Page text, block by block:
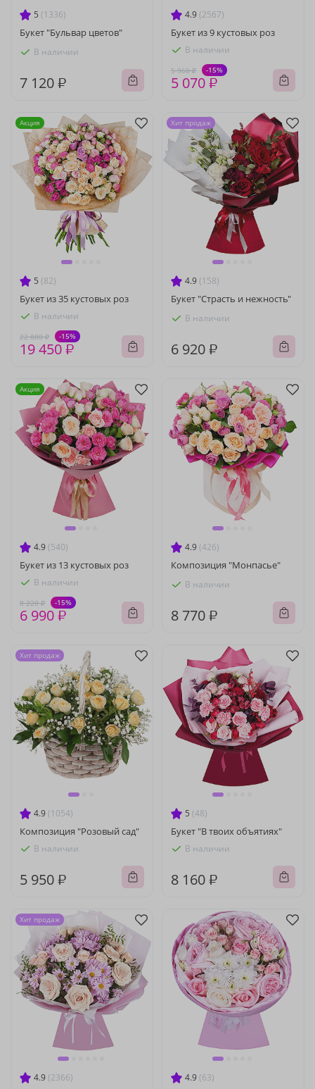
5 (1336)
Букет "Бульвар цветов"
В наличии
7 120 ₽
4.9 (2567)
Букет из 9 кустовых роз
В наличии
5 960 ₽ -15%
5 070 ₽
5 (82)
Букет из 35 кустовых роз
В наличии
22 880 ₽ -15%
19 450 ₽
Акция
4.9 (158)
Букет "Страсть и нежность"
В наличии
6 920 ₽
Хит продаж
4.9 (540)
Букет из 13 кустовых роз
В наличии
8 220 ₽ -15%
6 990 ₽
Акция
4.9 (426)
Композиция "Монпасье"
В наличии
8 770 ₽
4.9 (1054)
Композиция "Розовый сад"
В наличии
5 950 ₽
Хит продаж
5 (48)
Букет "В твоих объятиях"
В наличии
8 160 ₽
4.9 (2366)
Хит продаж
4.9 (63)